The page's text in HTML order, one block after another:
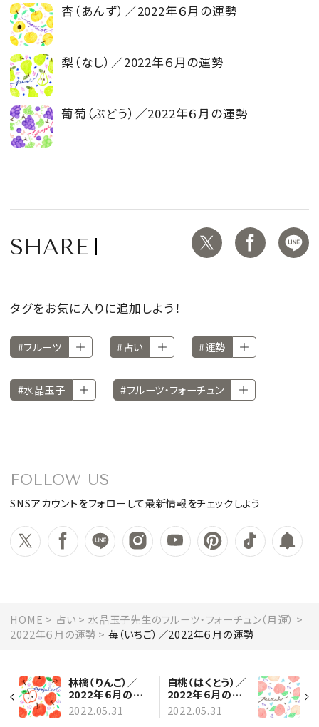
杏（あんず）／2022年６月の運勢
梨（なし）／2022年６月の運勢
葡萄（ぶどう）／2022年６月の運勢
SHARE
タグをお気に入りに追加しよう！
#フルーツ #占い #運勢
#水晶玉子 #フルーツ・フォーチュン
FOLLOW US
SNSアカウントをフォローして最新情報をチェックしよう
HOME 占い
水晶玉子先生のフルーツ・フォーチュン（月運）
2022年６月の運勢
苺（いちご）／2022年６月の運勢
林檎（りんご）／
2022年６月の運
勢
2022.05.31
白桃（はくとう）／
2022年６月の運
勢
2022.05.31